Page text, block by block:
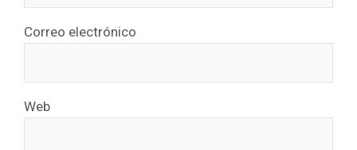
Correo electrónico
Web